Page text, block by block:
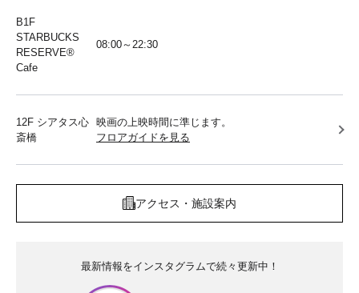
B1F
STARBUCKS
RESERVE®︎
Cafe
08:00～22:30
12F シアタス心
斎橋
映画の上映時間に準じます。
フロアガイドを見る
アクセス・施設案内
最新情報をインスタグラムで続々更新中！